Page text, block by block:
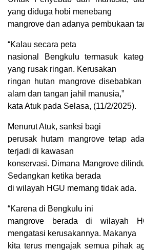
yang diduga hobi menebang
mangrove dan adanya pembukaan
“Kalau secara peta
nasional Bengkulu termasuk
yang rusak ringan. Kerusakan
ringan hutan mangrove
alam dan tangan jahil manusia,”
kata Atuk pada Selasa, (11/2/2025).
Menurut Atuk, sanksi bagi
perusak hutam mangrove tetap
terjadi di kawasan
konservasi. Dimana Mangrove
Sedangkan ketika berada
di wilayah HGU memang tidak ada.
“Karena di Bengkulu ini
mangrove berada di wilayah
mengatasi kerusakannya. Makanya
kita terus mengajak semua pihak